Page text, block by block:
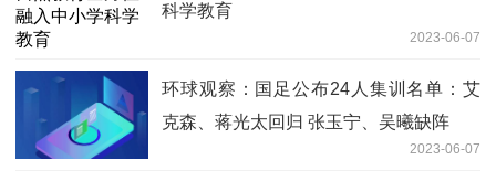
科学教育
2023-06-07
环球观察：国足公布24人集训名单：艾
克森、蒋光太回归 张玉宁、吴曦缺阵
2023-06-07